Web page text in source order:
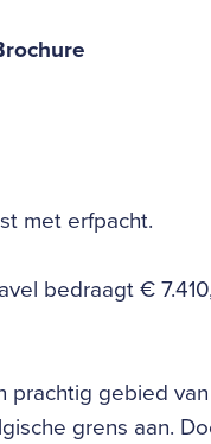
met erfpacht.
bedraagt €
prachtig gebied
grens aan.